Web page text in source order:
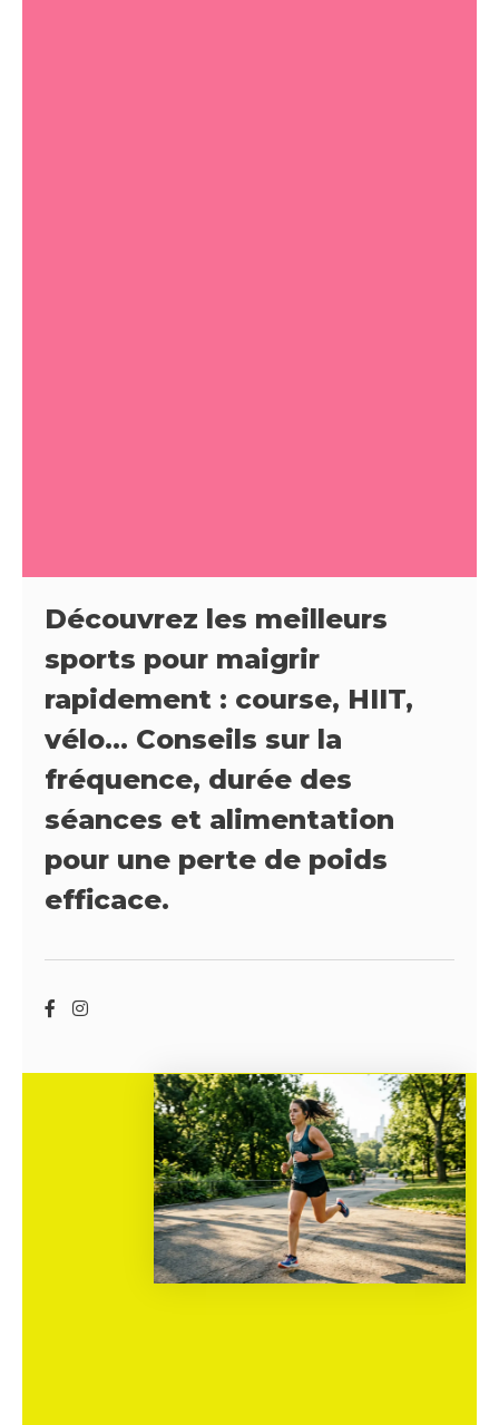
Découvrez les meilleurs
sports pour maigrir
rapidement : course, HIIT,
vélo… Conseils sur la
fréquence, durée des
séances et alimentation
pour une perte de poids
efficace.